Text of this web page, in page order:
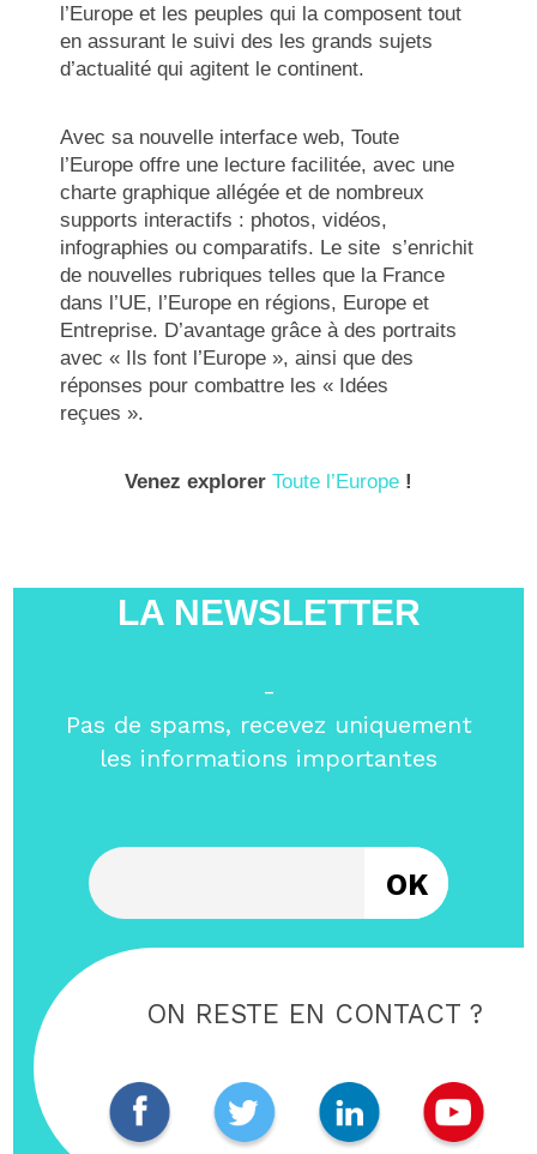
l’Europe et les peuples qui la composent tout
en assurant le suivi des les grands sujets
d’actualité qui agitent le continent.
Avec sa nouvelle interface web, Toute
l’Europe offre une lecture facilitée, avec une
charte graphique allégée et de nombreux
supports interactifs : photos, vidéos,
infographies ou comparatifs. Le site s’enrichit
de nouvelles rubriques telles que la France
dans l’UE, l’Europe en régions, Europe et
Entreprise. D’avantage grâce à des portraits
avec « Ils font l’Europe », ainsi que des
réponses pour combattre les « Idées
reçues ».
Venez explorer Toute l’Europe !
LA NEWSLETTER
-
Pas de spams, recevez uniquement
les informations importantes
ON RESTE EN CONTACT ?